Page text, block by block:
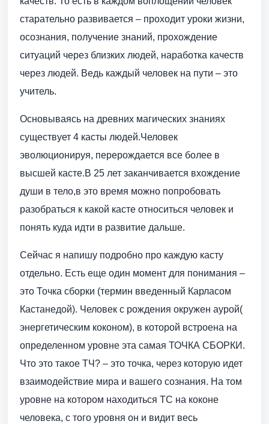
старательно развивается – проходит уроки жизни,
осознания, получение знаний, прохождение
ситуаций через близких людей, наработка качеств
через людей. Ведь каждый человек на пути – это
учитель.
Основываясь на древних магических знаниях
существует 4 касты людей.Человек
эволюционируя, перерождается все более в
высшей касте.В 25 лет заканчивается вхождение
души в тело,в это время можно попробовать
разобраться к какой касте относиться человек и
понять куда идти в развитие дальше.
Сейчас я напишу подробно про каждую касту
отдельно. Есть еще один момент для понимания –
это Точка сборки (термин введенный Карласом
Кастанедой). Человек с рождения окружен аурой(
энергетическим коконом), в которой встроена на
определенном уровне эта самая ТОЧКА СБОРКИ.
Что это такое ТЧ? – это точка, через которую идет
взаимодействие мира и вашего сознания. На том
уровне на котором находиться ТС на коконе
человека, с того уровня он и видит весь